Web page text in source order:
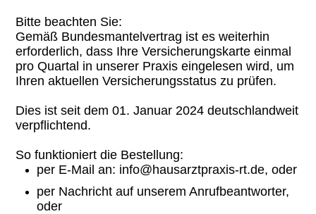
Bitte beachten Sie:
Gemäß Bundesmantelvertrag ist es weiterhin
erforderlich, dass Ihre Versicherungskarte einmal
pro Quartal in unserer Praxis eingelesen wird, um
Ihren aktuellen Versicherungsstatus zu prüfen.
Dies ist seit dem 01. Januar 2024 deutschlandweit
verpflichtend.
So funktioniert die Bestellung:
per E-Mail an: info@hausarztpraxis-rt.de, oder
per Nachricht auf unserem Anrufbeantworter,
oder